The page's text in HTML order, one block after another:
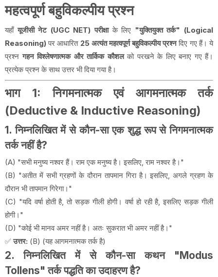
महत्वपूर्ण बहुविकल्पीय प्रश्न
यहाँयूजीसी नेट (UGC NET) परीक्षाके लिए "युक्तियुक्त तर्क" (Logical
Reasoning)पर आधारित 25 अत्यंत महत्वपूर्ण बहुविकल्पीय प्रश्नदिए गए हैं। ये
प्रश्नगहन विश्लेषणात्मक और तार्किक कौशलको परखने के लिए बनाए गए हैं।
प्रत्येक प्रश्न के साथ उत्तर भी दिया गया है।
भाग 1: निगमनात्मक एवं आगमनात्मक तर्क
(Deductive & Inductive Reasoning)
1. निम्नलिखित में से कौन-सा एक शुद्ध रूप से निगमनात्मक
तर्क नहीं है?
(A) "सभी मनुष्य नश्वर हैं। राम एक मनुष्य है। इसलिए, राम नश्वर है।"
(B) "अतीत में सभी ग्रहणों के दौरान तापमान गिरा है। इसलिए, अगले ग्रहण के
दौरान भी तापमान गिरेगा।"
(C) "यदि वर्षा होती है, तो सड़क गीली होगी। वर्षा हो रही है, इसलिए सड़क गीली
होगी।"
(D) "कोई भी मानव अमर नहीं है। अतः सुकरात भी अमर नहीं है।"
✅उत्तर: (B) (यह आगमनात्मक तर्क है)
2. निम्नलिखित में से कौन-सा कथन "Modus
Tollens" तर्क पद्धति का उदाहरण है?